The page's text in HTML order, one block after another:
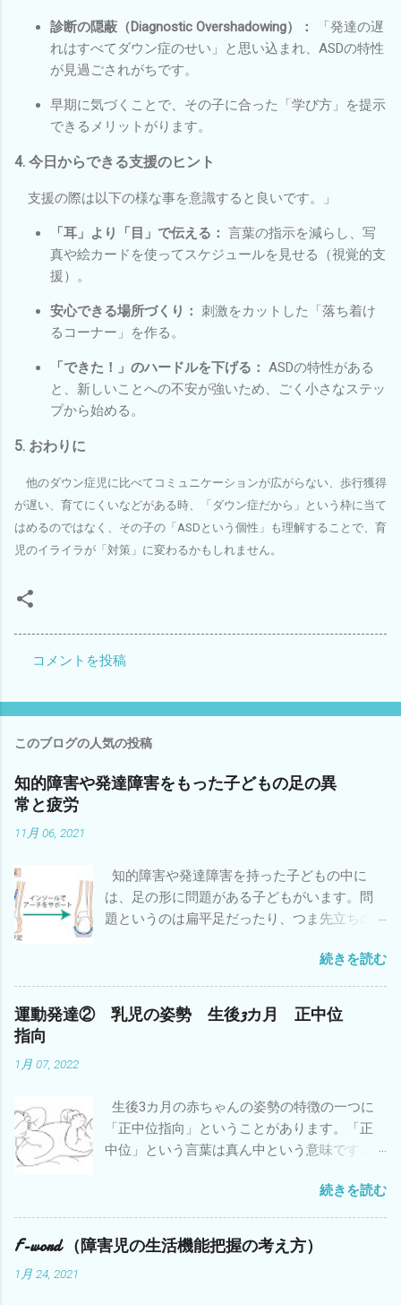
診断の隠蔽（Diagnostic Overshadowing）：
「発達の遅
れはすべてダウン症のせい」と思い込まれ、ASDの特性
が見過ごされがちです。
早期に気づくことで、その子に合った「学び方」を提示
できるメリットがります。
4. 今日からできる支援のヒント
支援の際は以下の様な事を意識すると良いです。」
「耳」より「目」で伝える： 言葉の指示を減らし、写
真や絵カードを使ってスケジュールを見せる（視覚的支
援）。
安心できる場所づくり：
刺激をカットした「落ち着け
るコーナー」を作る。
「できた！」のハードルを下げる： ASDの特性がある
と、新しいことへの不安が強いため、ごく小さなステッ
プから始める。
5. おわりに
他のダウン症児に比べてコミュニケーションが広がらない、歩行獲得
が遅い、育てにくいなどがある時、「ダウン症だから」という枠に当て
はめるのではなく、その子の「ASDという個性」も理解することで、育
児のイライラが「対策」に変わるかもしれません。
メ
ト
コメントを投稿
このブログの人気の投稿
知的障害や発達障害をもった子どもの足の異
常と疲労
11月 06, 2021
知的障害や発達障害を持った子どもの中に
は、足の形に問題がある子どもがいます。問
題というのは扁平足だったり、つま先立ちの
性やバランスや敏捷性などの運動能力も低い
子どもが多いことはよく知られています。立
ったり歩いたりしている時に地面に接してい
るのは足なので、足が上手く形を変えて地面
やすいということも知っておいてください。
特に小学校・中学校と身体が大きくなると疲
れやすさが増します。足でバランスがとりに
かってバランスをとっているからです。中に
は太ももやお尻の外側の筋肉が強く張ってい
る子どもがいます。 疲れやすさに対する対策
続きを読む
運動発達② 乳児の姿勢 生後3カ月 正中位
指向
1月 07, 2022
生後3カ月の赤ちゃんの姿勢の特徴の一つに
「正中位指向」ということがあります。「正
中位」という言葉は真ん中という意味です。
ことです。英語では「Midline orientation」と
いいます。 新生児の頃に比べて3カ月の赤ちゃ
んは目が覚めていている時に頭が真ん中にあ
ることが増えてきます。上肢・下肢も真ん中
続きを読む
F-word （障害児の生活機能把握の考え方）
1月 24, 2021